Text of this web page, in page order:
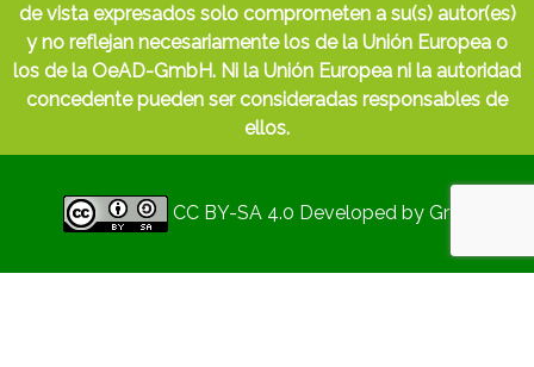
de vista expresados solo comprometen a su(s) autor(es)
y no reflejan necesariamente los de la Unión Europea o
los de la OeAD-GmbH. Ni la Unión Europea ni la autoridad
concedente pueden ser consideradas responsables de
ellos.
CC BY-SA 4.0 Developed by Gryd